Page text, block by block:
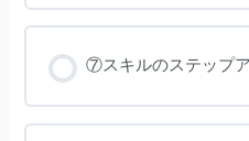
⑦スキルのステップ